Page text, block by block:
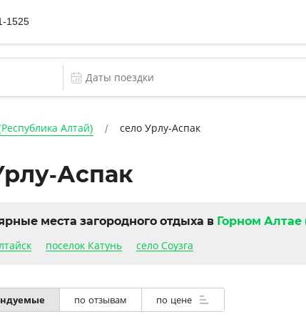
1525
Алтай) село Урлу-Аспак
Аспак
места загородного отдыха в Горном
поселок Катунь село Соузга
по отзывам по цене